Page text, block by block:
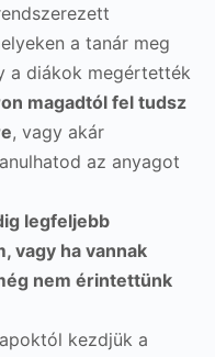
a tanár meg
a diákok megértették
magadtól fel tudsz
, vagy akár
az anyagot
legfeljebb
vagy ha vannak
nem érintettünk
kezdjük a